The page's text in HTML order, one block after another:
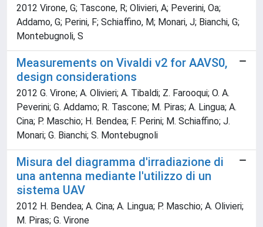
2012 Virone, G; Tascone, R; Olivieri, A; Peverini, Oa;
Addamo, G; Perini, F; Schiaffino, M; Monari, J; Bianchi, G;
Montebugnoli, S
Measurements on Vivaldi v2 for AAVS0,
design considerations
2012 G. Virone; A. Olivieri; A. Tibaldi; Z. Farooqui; O. A.
Peverini; G. Addamo; R. Tascone; M. Piras; A. Lingua; A.
Cina; P. Maschio; H. Bendea; F. Perini; M. Schiaffino; J.
Monari; G. Bianchi; S. Montebugnoli
Misura del diagramma d'irradiazione di
una antenna mediante l'utilizzo di un
sistema UAV
2012 H. Bendea; A. Cina; A. Lingua; P. Maschio; A. Olivieri;
M. Piras; G. Virone